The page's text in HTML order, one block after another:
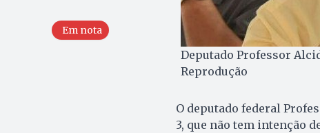
Em nota
Deputado Professor
Reprodução
O deputado federal
3, que não tem intenção